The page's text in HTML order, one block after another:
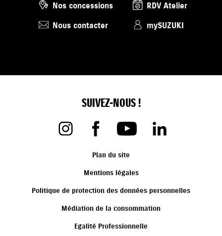
Nos concessions
Nous contacter
RDV Atelier
mySUZUKI
SUIVEZ-NOUS !
Plan du site
Mentions légales
Politique de protection des données personnelles
Médiation de la consommation
Egalité Professionnelle